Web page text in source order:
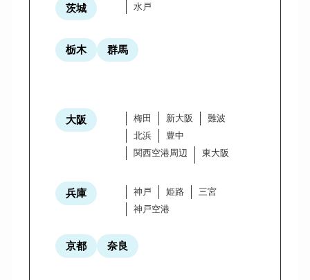
茨城 水戸
栃木 群馬
大阪 梅田 新大阪
難波
北浜
豊中
関西空港周辺
東大阪
兵庫 神戸 姫路
三宮
神戸空港
京都 奈良